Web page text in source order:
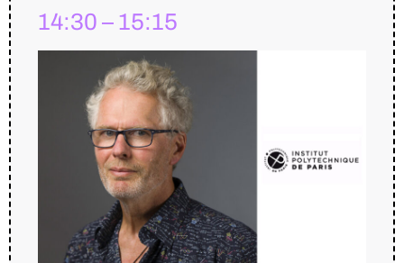
14:30 – 15:15